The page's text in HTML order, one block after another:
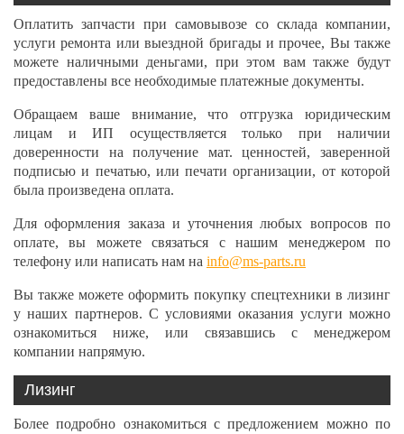
Оплатить запчасти при самовывозе со склада компании,
услуги ремонта или выездной бригады и прочее, Вы также
можете наличными деньгами, при этом вам также будут
предоставлены все необходимые платежные документы.
Обращаем ваше внимание, что отгрузка юридическим
лицам и ИП осуществляется только при наличии
доверенности на получение мат. ценностей, заверенной
подписью и печатью, или печати организации, от которой
была произведена оплата.
Для оформления заказа и уточнения любых вопросов по
оплате, вы можете связаться с нашим менеджером по
телефону или написать нам на info@ms-parts.ru
Вы также можете оформить покупку спецтехники в лизинг
у наших партнеров. С условиями оказания услуги можно
ознакомиться ниже, или связавшись с менеджером
компании напрямую.
Лизинг
Более подробно ознакомиться с предложением можно по